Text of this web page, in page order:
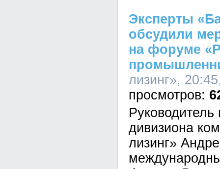
Эксперты
обсудили
на форуме
лизинг»,
Руководитель
дивизиона
лизинг»